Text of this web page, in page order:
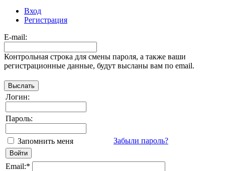
Вход
Регистрация
E-mail:
Контрольная строка для смены пароля, а также ваши
регистрационные данные, будут высланы вам по email.
Логин:
Пароль:
Запомнить меня Забыли пароль?
Email:*